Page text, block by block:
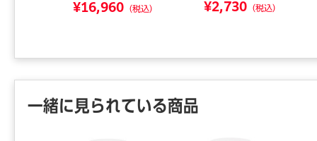
¥16,960 （税込） ¥2,730 （税込）
一緒に見られている商品